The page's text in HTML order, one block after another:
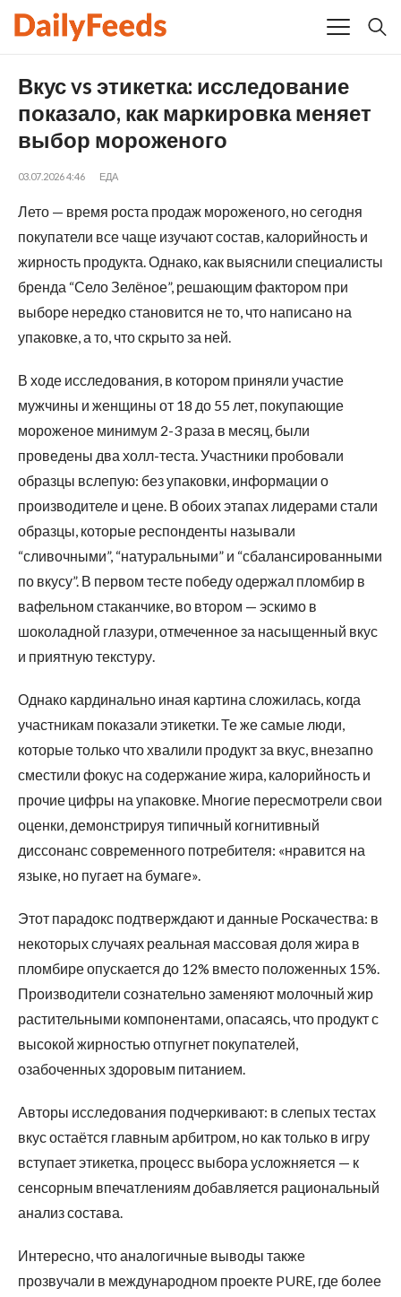
Вкус vs этикетка: исследование
показало, как маркировка меняет
выбор мороженого
03.07.2026 4:46 ЕДА
Лето — время роста продаж мороженого, но сегодня
покупатели все чаще изучают состав, калорийность и
жирность продукта. Однако, как выяснили специалисты
бренда “Село Зелёное”, решающим фактором при
выборе нередко становится не то, что написано на
упаковке, а то, что скрыто за ней.
В ходе исследования, в котором приняли участие
мужчины и женщины от 18 до 55 лет, покупающие
мороженое минимум 2-3 раза в месяц, были
проведены два холл-теста. Участники пробовали
образцы вслепую: без упаковки, информации о
производителе и цене. В обоих этапах лидерами стали
образцы, которые респонденты называли
“сливочными”, “натуральными” и “сбалансированными
по вкусу”. В первом тесте победу одержал пломбир в
вафельном стаканчике, во втором — эскимо в
шоколадной глазури, отмеченное за насыщенный вкус
и приятную текстуру.
Однако кардинально иная картина сложилась, когда
участникам показали этикетки. Те же самые люди,
которые только что хвалили продукт за вкус, внезапно
сместили фокус на содержание жира, калорийность и
прочие цифры на упаковке. Многие пересмотрели свои
оценки, демонстрируя типичный когнитивный
диссонанс современного потребителя: «нравится на
языке, но пугает на бумаге».
Этот парадокс подтверждают и данные Роскачества: в
некоторых случаях реальная массовая доля жира в
пломбире опускается до 12% вместо положенных 15%.
Производители сознательно заменяют молочный жир
растительными компонентами, опасаясь, что продукт с
высокой жирностью отпугнет покупателей,
озабоченных здоровым питанием.
Авторы исследования подчеркивают: в слепых тестах
вкус остаётся главным арбитром, но как только в игру
вступает этикетка, процесс выбора усложняется — к
сенсорным впечатлениям добавляется рациональный
анализ состава.
Интересно, что аналогичные выводы также
прозвучали в международном проекте PURE, где более